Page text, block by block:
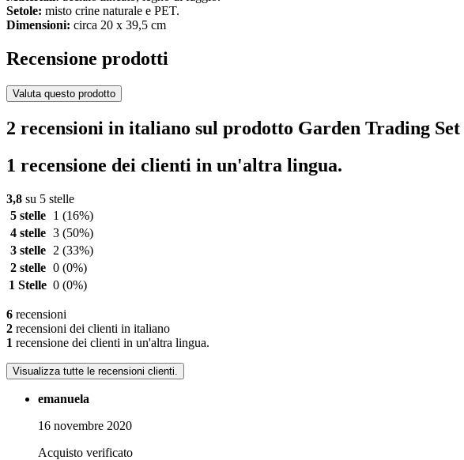
Setole: misto crine naturale e PET.
Dimensioni: circa 20 x 39,5 cm
Recensione prodotti
Valuta questo prodotto
2 recensioni in italiano sul prodotto Garden Trading Set
1 recensione dei clienti in un'altra lingua.
3,8 su 5 stelle
5 stelle
1 (16%)
4 stelle 3 (50%)
3 stelle
2 (33%)
2 stelle 0 (0%)
1 Stelle 0 (0%)
6 recensioni
2 recensioni dei clienti in italiano
1 recensione dei clienti in un'altra lingua.
Visualizza tutte le recensioni clienti.
emanuela
16 novembre 2020
Acquisto verificato